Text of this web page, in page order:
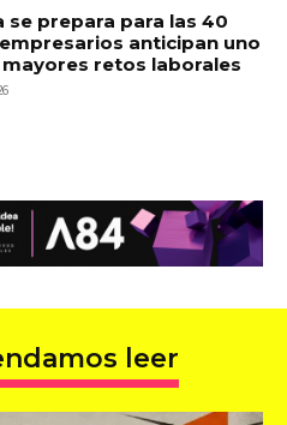
se prepara para las 40
anticipan uno
mayores retos laborales
leer